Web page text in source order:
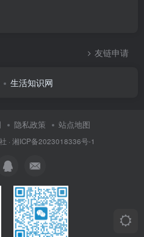
友链申请
生活知识网
隐私政策 站点地图
· 湘ICP备2023018336号-1